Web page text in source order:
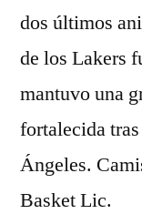
dos últimos
de los Lakers
mantuvo una
fortalecida
Ángeles.
Basket Lic.